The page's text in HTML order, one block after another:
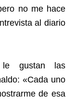
no me hace
al diario
gustan las
«Cada uno
de esa